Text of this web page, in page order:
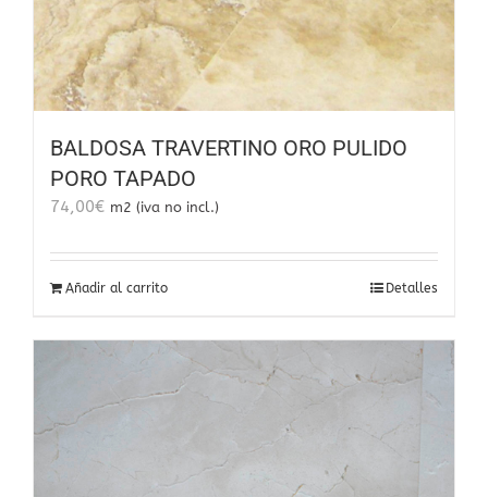
BALDOSA TRAVERTINO ORO PULIDO
PORO TAPADO
74,00€ m2 (iva no incl.)
Añadir al carrito Detalles